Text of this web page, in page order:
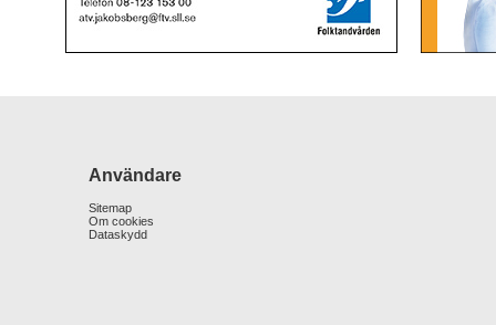
Användare
Sitemap
Om cookies
Dataskydd